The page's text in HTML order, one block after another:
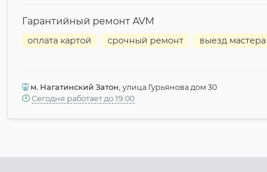
Гарантийный ремонт AVM
оплата картой срочный ремонт выезд мастера
м. Нагатинский Затон, улица Гурьянова дом 30
Сегодня работает до 19:00